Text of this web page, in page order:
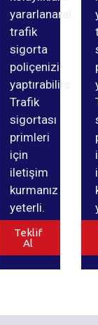
yararlanarak
trafik
sigorta
poliçenizi
yaptırabilirsiniz.
Trafik
sigortası
primleri
için
iletişim
kurmanız
yeterli.
Teklif
Al